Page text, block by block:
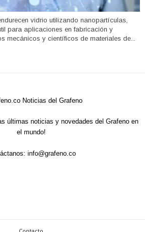
vidrio utilizando nanopartículas,
para aplicaciones en fabricación y
mecánicos y científicos de materiales de...
últimas noticias y novedades del Grafeno en
el mundo!
info@grafeno.co